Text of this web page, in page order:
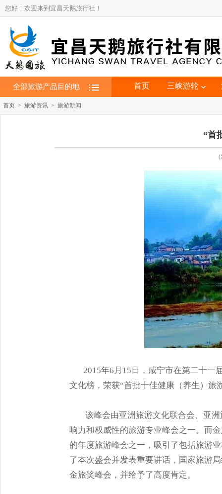
您好！欢迎来到宜昌天鹅旅行社！
全部旅游产品目的地 首页 三峡游轮
首页 > 旅游资讯 > 旅游新闻
“首
(
2015年6月15日，咸宁市在第二十一
文化榜，荣获“首批十佳健康（养生）旅
该峰会由亚洲旅游文化联合会、亚洲
响力和权威性的旅游专业峰会之一。而
的年度旅游峰会之一，吸引了包括旅游
了本次盛会并发表重要讲话，国家旅游
金旅奖峰会，并给予了高度肯定。